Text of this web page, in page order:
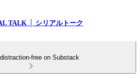
TALK │ シリアルトーク
free on Substack